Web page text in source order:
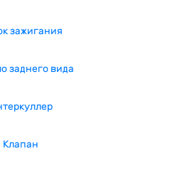
зажигания
заднего вида
Клапан